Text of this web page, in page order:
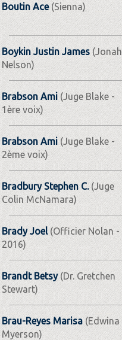
Boutin Ace(Sienna)
Boykin Justin James(Jonah
Nelson)
Brabson Ami(Juge Blake -
1ère voix)
Brabson Ami (Juge Blake -
2ème voix)
Bradbury Stephen C.(Juge
Colin McNamara)
Brady Joel (Officier Nolan -
2016)
Brandt Betsy(Dr. Gretchen
Stewart)
Brau-Reyes Marisa(Edwina
Myerson)